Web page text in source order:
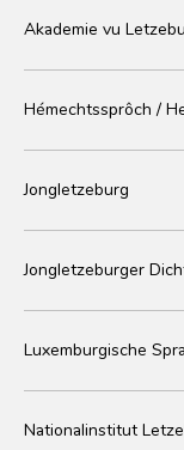
Akademie vu
Hémechtssprôch /
Jongletzeburg
Jongletzeburger
Luxemburgische
Nationalinstitut